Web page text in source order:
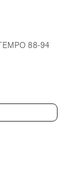
88-94